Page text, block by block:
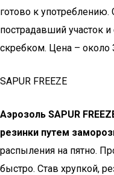
готово к употреблению.
пострадавший участок
скребком. Цена – около
SAPUR FREEZE
Аэрозоль SAPUR
резинки путем
распыления на пятно.
быстро. Став хрупкой,